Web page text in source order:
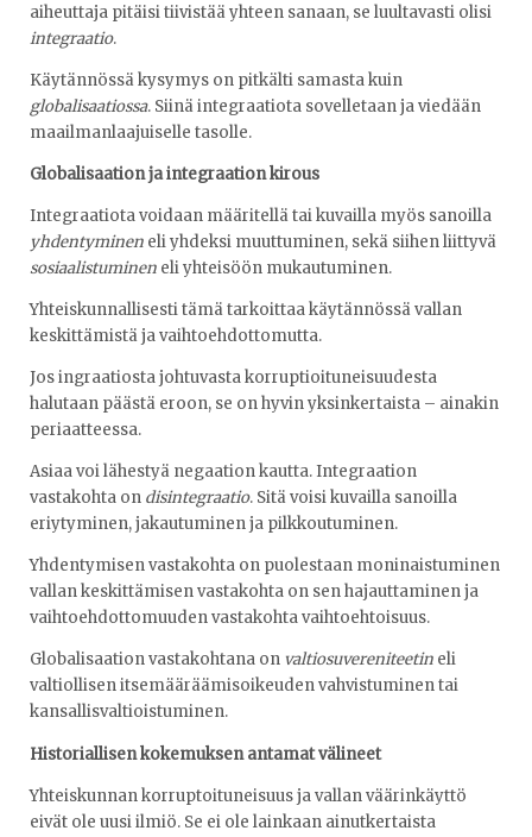
aiheuttaja pitäisi tiivistää yhteen sanaan, se luultavasti olisi
integraatio.
Käytännössä kysymys on pitkälti samasta kuin
globalisaatiossa. Siinä integraatiota sovelletaan ja viedään
maailmanlaajuiselle tasolle.
Globalisaation ja integraation kirous
Integraatiota voidaan määritellä tai kuvailla myös sanoilla
yhdentyminen eli yhdeksi muuttuminen, sekä siihen liittyvä
sosiaalistuminen eli yhteisöön mukautuminen.
Yhteiskunnallisesti tämä tarkoittaa käytännössä vallan
keskittämistä ja vaihtoehdottomutta.
Jos ingraatiosta johtuvasta korruptioituneisuudesta
halutaan päästä eroon, se on hyvin yksinkertaista – ainakin
periaatteessa.
Asiaa voi lähestyä negaation kautta. Integraation
vastakohta on disintegraatio. Sitä voisi kuvailla sanoilla
eriytyminen, jakautuminen ja pilkkoutuminen.
Yhdentymisen vastakohta on puolestaan moninaistuminen
vallan keskittämisen vastakohta on sen hajauttaminen ja
vaihtoehdottomuuden vastakohta vaihtoehtoisuus.
Globalisaation vastakohtana on valtiosuvereniteetin eli
valtiollisen itsemääräämisoikeuden vahvistuminen tai
kansallisvaltioistuminen.
Historiallisen kokemuksen antamat välineet
Yhteiskunnan korruptoituneisuus ja vallan väärinkäyttö
eivät ole uusi ilmiö. Se ei ole lainkaan ainutkertaista